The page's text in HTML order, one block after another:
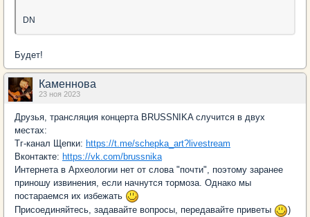
DN
Будет!
Каменнова
23 ноя 2023
Друзья, трансляция концерта BRUSSNIKA случится в двух
местах:
Тг-канал Щепки: https://t.me/schepka_art?livestream
Вконтакте: https://vk.com/brussnika
Интернета в Археологии нет от слова "почти", поэтому заранее
приношу извинения, если начнутся тормоза. Однако мы
постараемся их избежать
Присоединяйтесь, задавайте вопросы, передавайте приветы
)